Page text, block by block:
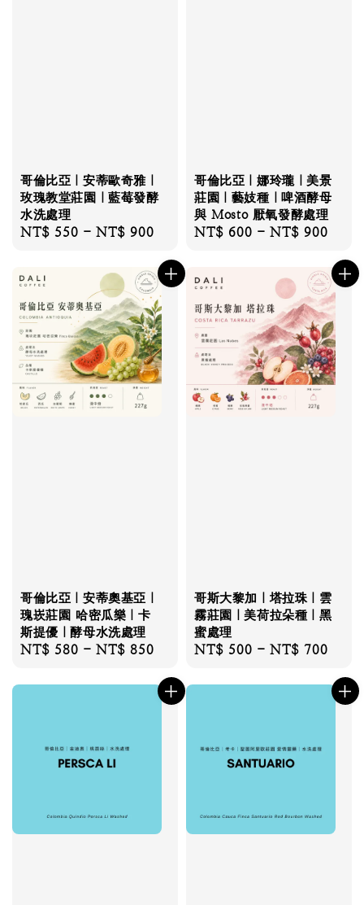
哥倫比亞｜安蒂歐奇雅｜
玫瑰教堂莊園｜藍莓發酵
水洗處理
Regular
NT$ 550 -NT$ 900
哥倫比亞｜娜玲瓏｜美景
莊園｜藝妓種｜啤酒酵母
與 Mosto 厭氧發酵處理
Regular
NT$ 600 -NT$ 900
哥倫比亞｜安蒂奧基亞｜
瑰崁莊園 哈密瓜樂｜卡
斯提優｜酵母水洗處理
Regular
NT$ 580 -NT$ 850
哥斯大黎加｜塔拉珠｜雲
霧莊園｜美荷拉朵種｜黑
蜜處理
Regular
NT$ 500 -NT$ 700